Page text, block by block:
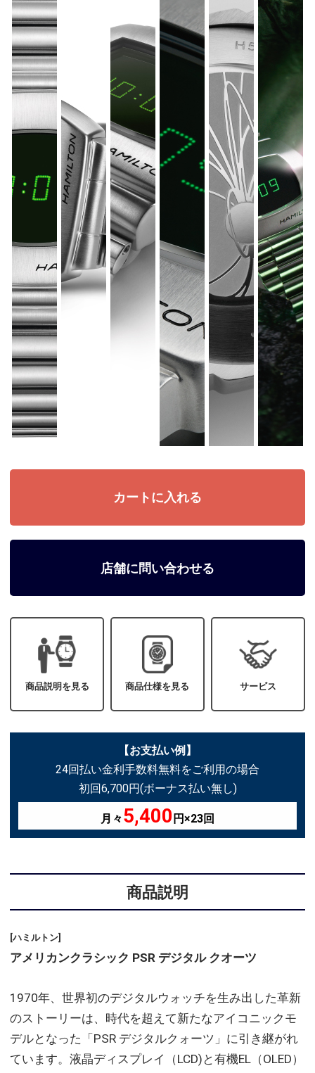
店舗に問い合わせる
商品説明を見る 商品仕様を見る サービス
【お支払い例】
24回払い金利手数料無料をご利用の場合
初回6,700円(ボーナス払い無し)
月々5,400 円×23回
商品説明
[ハミルトン]
アメリカンクラシック PSR デジタル クオーツ
1970年、世界初のデジタルウォッチを生み出した革新
のストーリーは、時代を超えて新たなアイコニックモ
デルとなった「PSR デジタルクォーツ」に引き継がれ
ています。液晶ディスプレイ（LCD)と有機EL（OLED）